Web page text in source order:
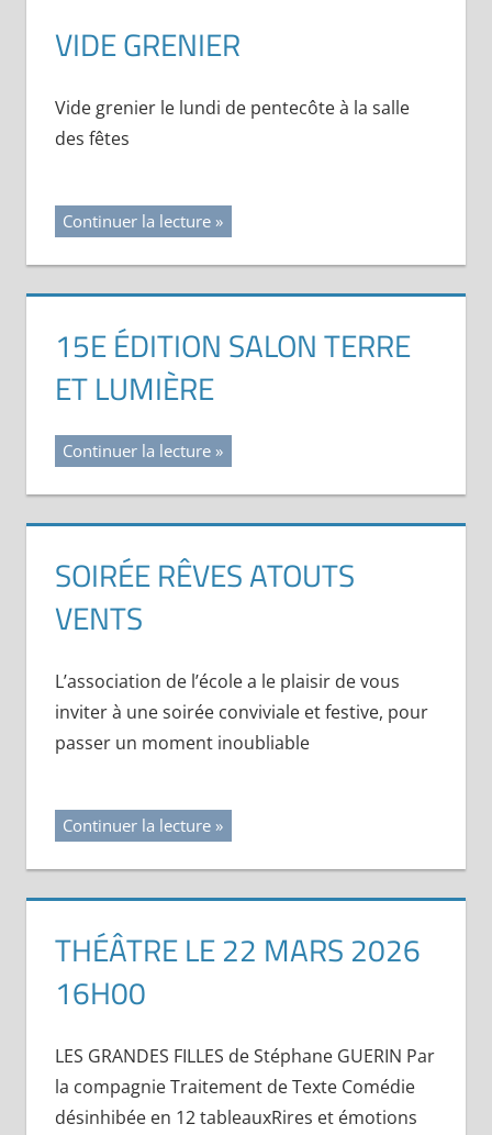
VIDE GRENIER
Vide grenier le lundi de pentecôte à la salle
des fêtes
Continuer la lecture
15E ÉDITION SALON TERRE
ET LUMIÈRE
Continuer la lecture
SOIRÉE RÊVES ATOUTS
VENTS
L’association de l’école a le plaisir de vous
inviter à une soirée conviviale et festive, pour
passer un moment inoubliable
Continuer la lecture
THÉÂTRE LE 22 MARS 2026
16H00
LES GRANDES FILLES de Stéphane GUERIN Par
la compagnie Traitement de Texte Comédie
désinhibée en 12 tableauxRires et émotions